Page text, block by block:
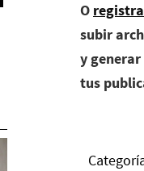
O
subir
y
tus